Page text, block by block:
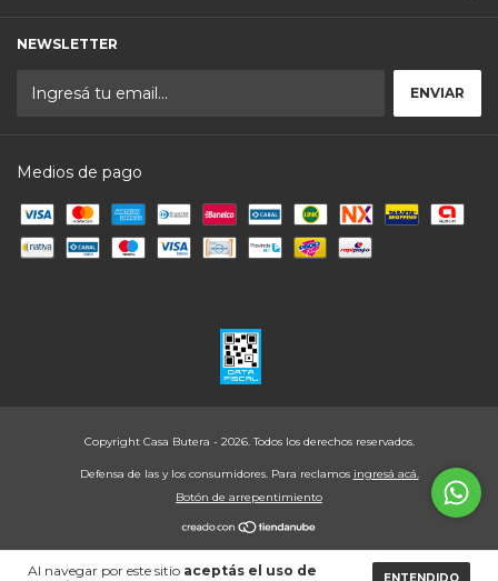
Al navegar por este sitio aceptás el uso de
NEWSLETTER
Medios de pago
Copyright Casa Butera - 2026. Todos los derechos reservados.
Defensa de las y los consumidores. Para reclamos ingresá acá.
Botón de arrepentimiento